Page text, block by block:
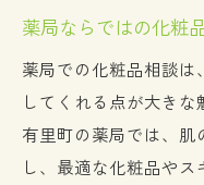
薬局ならではの化粧
薬局での化粧品相談
してくれる点が大き
有里町の薬局では、
し、最適な化粧品や